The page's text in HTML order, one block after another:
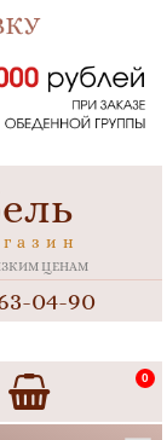
ЦЕНАМ
04-90
0